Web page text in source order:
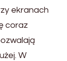
ekranach
coraz
W